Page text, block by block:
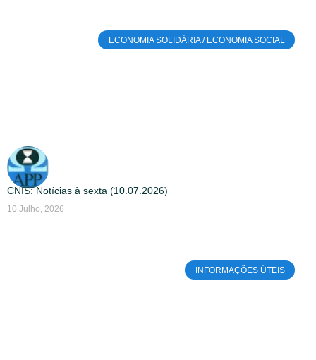
ECONOMIA SOLIDÁRIA / ECONOMIA SOCIAL
CNIS: Notícias à sexta (10.07.2026)
10 Julho, 2026
INFORMAÇÕES ÚTEIS